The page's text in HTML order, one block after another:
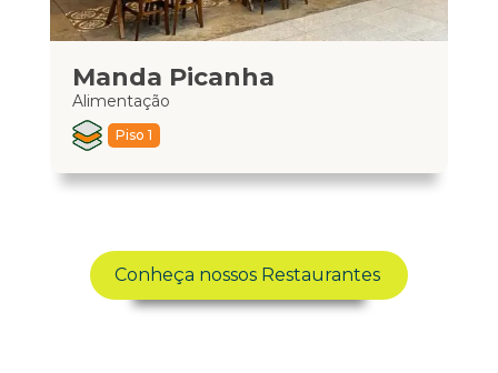
Manda Picanha
Alimentação
Piso 1
Conheça nossos Restaurantes